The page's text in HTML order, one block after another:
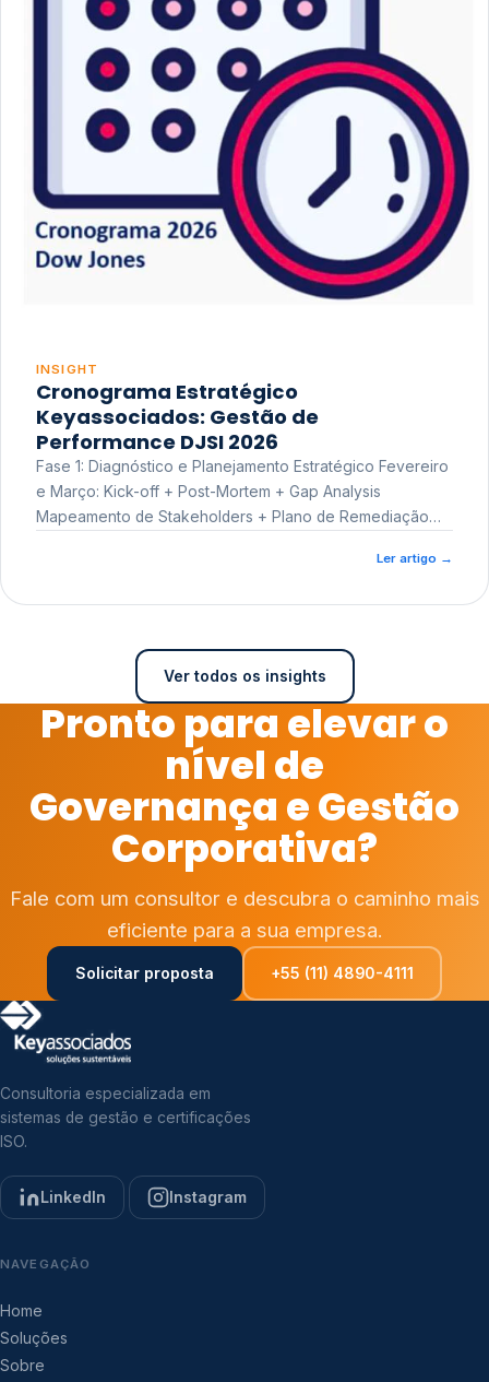
INSIGHT
Cronograma Estratégico
Keyassociados: Gestão de
Performance DJSI 2026
Fase 1: Diagnóstico e Planejamento Estratégico Fevereiro
e Março: Kick-off + Post-Mortem + Gap Analysis
Mapeamento de Stakeholders + Plano de Remediação
Ler artigo →
Ver todos os insights
Pronto para elevar o
nível de
Governança e Gestão
Corporativa?
Fale com um consultor e descubra o caminho mais
eficiente para a sua empresa.
Solicitar proposta +55 (11) 4890-4111
Consultoria especializada em
sistemas de gestão e certificações
ISO.
LinkedIn Instagram
NAVEGAÇÃO
Home
Soluções
Sobre